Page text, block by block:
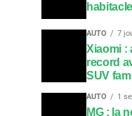
AUTO 7
Xiaomi :
record
SUV
AUTO 1
MG : la